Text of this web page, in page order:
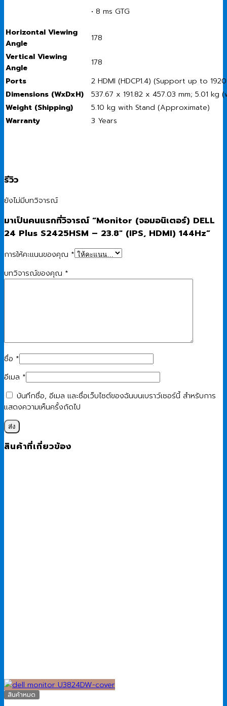
• 8 ms GTG
Horizontal Viewing
Angle
178
Vertical Viewing
Angle
178
Ports
2 HDMI (HDCP1.4) (Support up to
Dimensions (WxDxH)
537.67 x 191.82 x 457.03 mm; 5.01 kg
Weight (Shipping)
5.10 kg with Stand (Approximate)
Warranty
3 Years
รีวิว
ยังไม่มีบทวิจารณ์
มาเป็นคนแรกที่วิจารณ์ “Monitor (จอมอนิเตอร์) DELL
24 Plus S2425HSM – 23.8″ (IPS, HDMI) 144Hz”
การให้คะแนนของคุณ *
บทวิจารณ์ของคุณ *
ชื่อ *
อีเมล *
บันทึกชื่อ, อีเมล และชื่อเว็บไซต์ของฉันบนเบราว์เซอร์นี้ สำหรับการ
แสดงความเห็นครั้งถัดไป
สินค้าที่เกี่ยวข้อง
สินค้าหมด